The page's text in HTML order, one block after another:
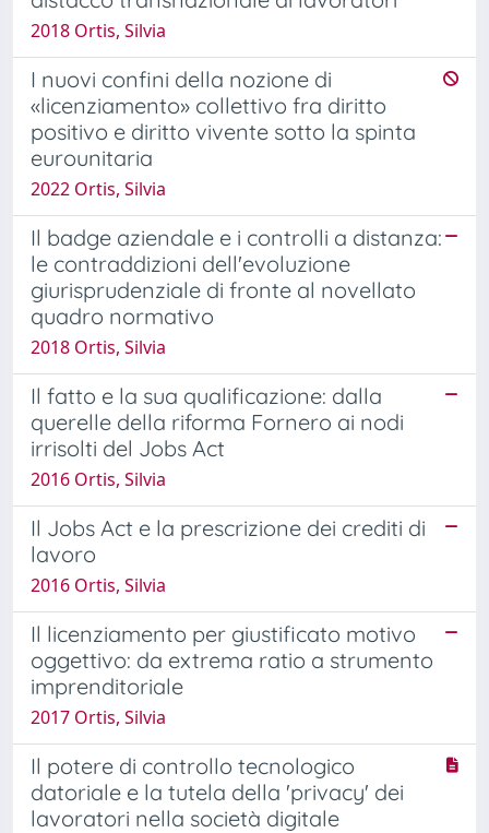
2018 Ortis, Silvia
I nuovi confini della nozione di
«licenziamento» collettivo fra diritto
positivo e diritto vivente sotto la spinta
eurounitaria
2022 Ortis, Silvia
Il badge aziendale e i controlli a distanza:
le contraddizioni dell'evoluzione
giurisprudenziale di fronte al novellato
quadro normativo
2018 Ortis, Silvia
Il fatto e la sua qualificazione: dalla
querelle della riforma Fornero ai nodi
irrisolti del Jobs Act
2016 Ortis, Silvia
Il Jobs Act e la prescrizione dei crediti di
lavoro
2016 Ortis, Silvia
Il licenziamento per giustificato motivo
oggettivo: da extrema ratio a strumento
imprenditoriale
2017 Ortis, Silvia
Il potere di controllo tecnologico
datoriale e la tutela della 'privacy' dei
lavoratori nella società digitale